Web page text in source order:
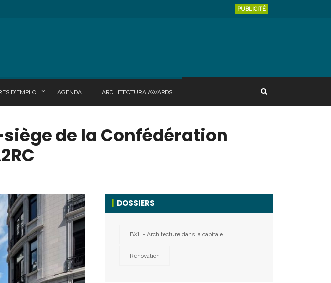
PUBLICITÉ
D'EMPLOI AGENDA ARCHITECTURA AWARDS
de la Confédération
DOSSIERS
BXL - Architecture dans la capitale
Rénovation